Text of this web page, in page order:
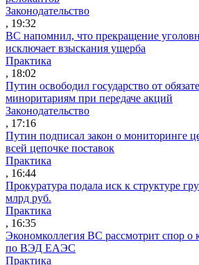
Законодательство
, 19:32
ВС напомнил, что прекращение
исключает взыскания ущерба
Практика
, 18:02
Путин освободил государство от
миноритариям при передаче акций
Законодательство
, 17:16
Путин подписал закон о мониторинге
всей цепочке поставок
Практика
, 16:44
Прокуратура подала иск к структуре
млрд руб.
Практика
, 16:35
Экономколлегия ВС рассмотрит спор о
по ВЭД ЕАЭС
Практика